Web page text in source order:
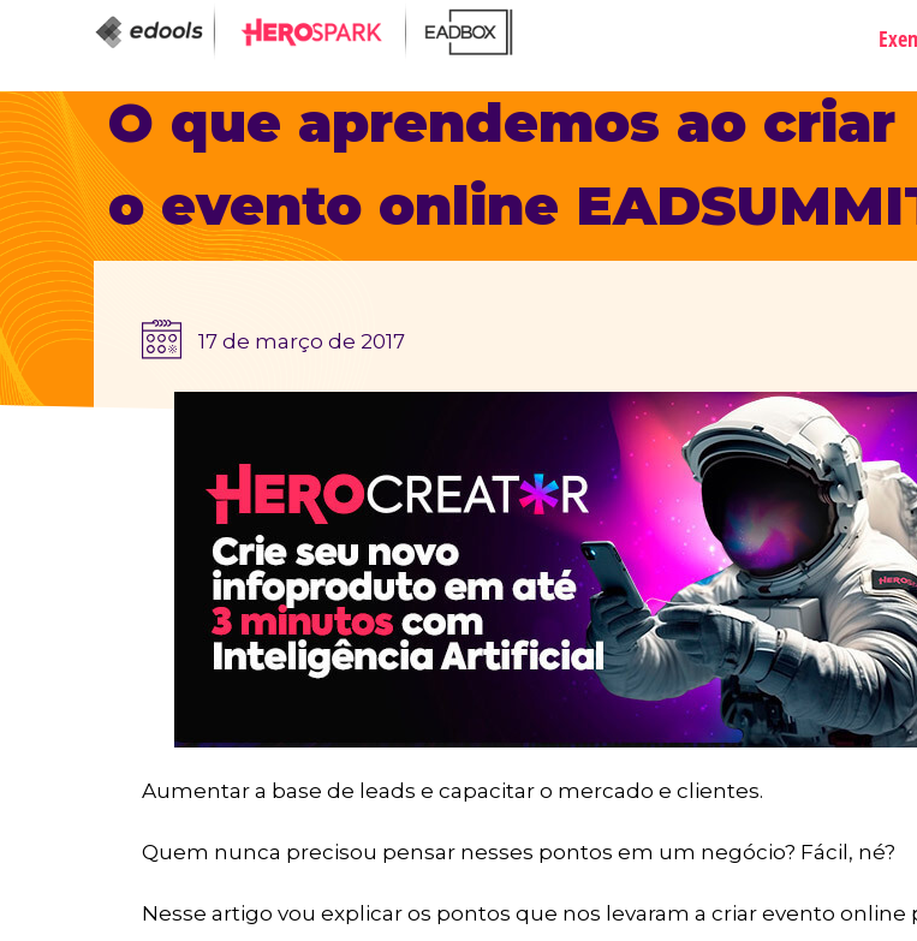
O que aprendemos ao criar
o evento online
17 de março de 2017
Aumentar a base de leads e capacitar o mercado e clientes.
Quem nunca precisou pensar nesses pontos em um negócio? Fácil, né?
Nesse artigo vou explicar os pontos que nos levaram a criar evento online